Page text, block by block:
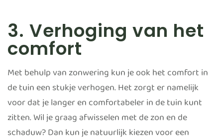
3. Verhoging van het
comfort
Met behulp van zonwering kun je ook het comfort in
de tuin een stukje verhogen. Het zorgt er namelijk
voor dat je langer en comfortabeler in de tuin kunt
zitten. Wil je graag afwisselen met de zon en de
schaduw? Dan kun je natuurlijk kiezen voor een